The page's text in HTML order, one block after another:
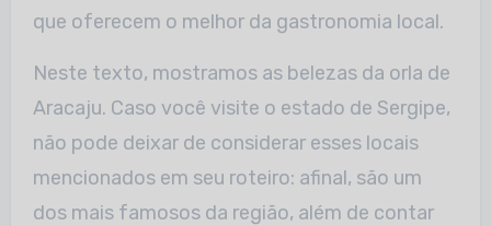
que oferecem o melhor da gastronomia local.
Neste texto, mostramos as belezas da orla de
Aracaju. Caso você visite o estado de Sergipe,
não pode deixar de considerar esses locais
mencionados em seu roteiro: afinal, são um
dos mais famosos da região, além de contar